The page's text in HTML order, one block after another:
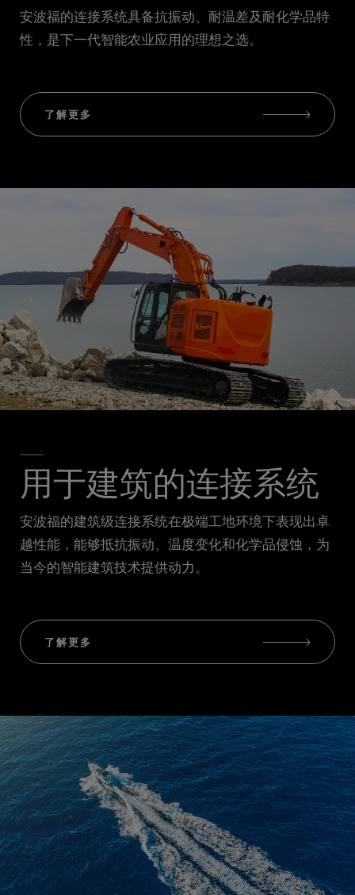
安波福的连接系统具备抗振动、耐温差及耐化学品特
性，是下一代智能农业应用的理想之选。
了解更多
用于建筑的连接系统
安波福的建筑级连接系统在极端工地环境下表现出卓
越性能，能够抵抗振动、温度变化和化学品侵蚀，为
当今的智能建筑技术提供动力。
了解更多